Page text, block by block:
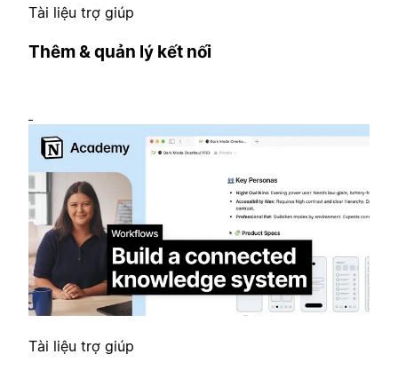
Tài liệu trợ giúp
Thêm & quản lý kết nối
Tài liệu trợ giúp